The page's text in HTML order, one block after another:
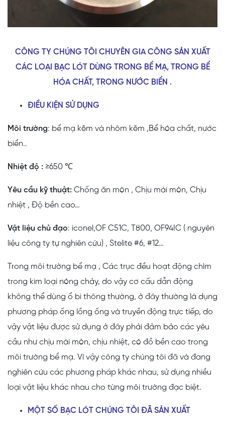
CÔNG TY CHÚNG TÔI CHUYÊN GIA CÔNG SẢN XUẤT
CÁC LOẠI BẠC LÓT DÙNG TRONG BỂ MẠ, TRONG BỂ
HÓA CHẤT, TRONG NƯỚC BIỂN .
ĐIỀU KIỆN SỬ DỤNG
Môi trường: bể mạ kẽm và nhôm kẽm ,Bể hóa chất, nước
biển..
Nhiệt độ : ≥650 ℃
Yêu cầu kỹ thuật: Chống ăn mòn , Chịu mài mòn, Chịu
nhiệt , Độ bền cao…
Vật liệu chủ đạo: iconel,OF C51C, T800, OF94IC ( nguyên
liệu công ty tự nghiên cứu) , Stelite #6, #12…
Trong môi trường bể mạ , Các trục đều hoạt động chìm
trong kim loại nóng chảy, do vậy cơ cấu dẫn động
không thể dùng ổ bi thông thường, ở đây thường là dụng
phương pháp ống lồng ống và truyền động trực tiếp, do
vậy vật liệu được sử dụng ở đây phải đảm bảo các yêu
cầu như chịu mài mòn, chịu nhiệt, có đồ bền cao trong
môi trường bể mạ. Vì vậy công ty chúng tôi đã và đang
nghiên cứu các phương pháp khác nhau, sử dụng nhiều
loại vật liệu khác nhau cho từng môi trường đạc biệt.
MỘT SỐ BẠC LÓT CHÚNG TÔI ĐÃ SẢN XUẤT